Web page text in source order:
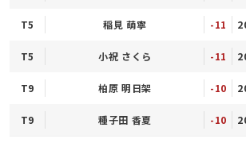
T5 稲見 萌寧 -11
T5 小祝 さくら -11
T9 柏原 明日架 -10
T9 種子田 香夏 -10